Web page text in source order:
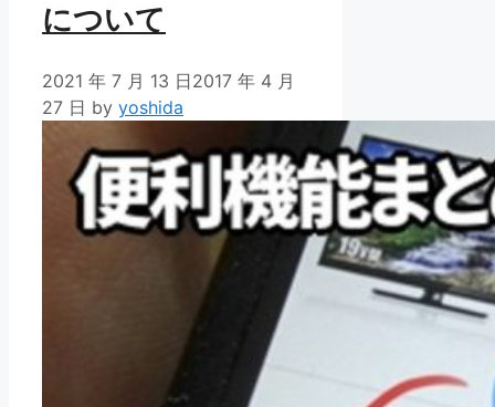
について
2021 年 7 月 13 日2017 年 4 月
27 日 by yoshida